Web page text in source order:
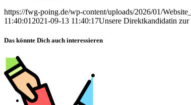
Verein
https://fwg-poing.de/wp-content/uploads/2026/01/
11:40:01 2021-09-13 11:40:17Unsere Direktkandidatin zur
Das könnte Dich auch interessieren